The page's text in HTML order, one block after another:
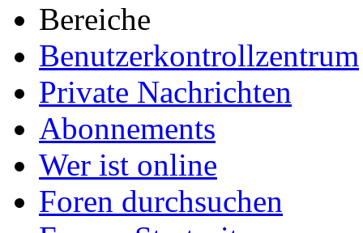
Bereiche
Benutzerkontrollzentrum
Private Nachrichten
Abonnements
Wer ist online
Foren durchsuchen